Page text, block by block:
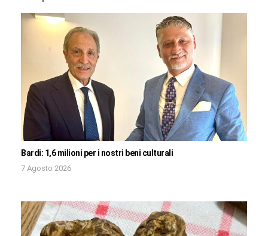
Bardi: 1,6 milioni per i nostri beni culturali
7 Agosto 2026